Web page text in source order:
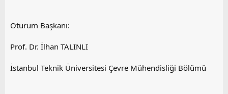
Oturum Başkanı:
Prof. Dr. İlhan TALINLI
İstanbul Teknik Üniversitesi Çevre Mühendisliği Bölümü